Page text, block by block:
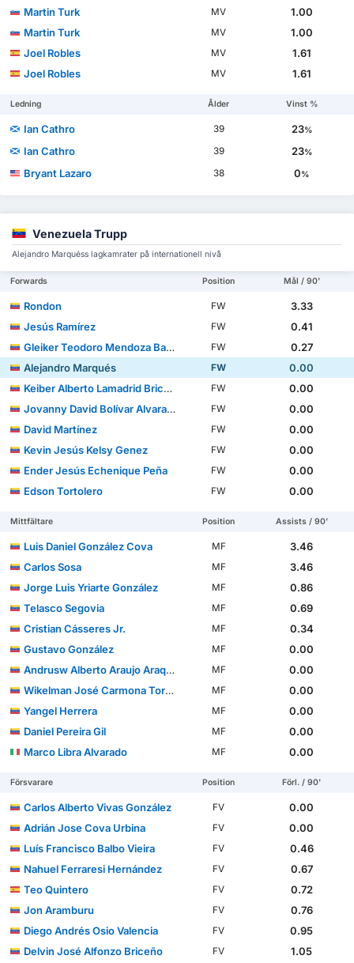
Martin Turk MV
1.00
Martin Turk
MV
1.00
Joel Robles
MV
1.61
Joel Robles
MV 1.61
Ledning Ålder Vinst %
Ian Cathro 39 23%
Ian Cathro 39 23%
Bryant Lazaro 38 0%
Venezuela Trupp
Alejandro Marquéss lagkamrater på internationell nivå
Forwards Position Mål / 90'
Rondon FW
3.33
Jesús Ramírez
FW
0.41
Gleiker Teodoro Mendoza Barrios
FW
0.27
Alejandro Marqués
FW
0.00
Keiber Alberto Lamadrid Briceño
FW
0.00
Jovanny David Bolívar Alvarado
FW
0.00
David Martínez
FW
0.00
Kevin Jesús Kelsy Genez
FW
0.00
Ender Jesús Echenique Peña
FW
0.00
Edson Tortolero
FW 0.00
Mittfältare Position Assists / 90'
Luis Daniel González Cova MF
3.46
Carlos Sosa
MF
3.46
Jorge Luis Yriarte González
MF
0.86
Telasco Segovia
MF
0.69
Cristian Cásseres Jr.
MF
0.34
Gustavo González
MF
0.00
Andrusw Alberto Araujo Araque
MF
0.00
Wikelman José Carmona Torres
MF
0.00
Yangel Herrera
MF
0.00
Daniel Pereira Gil
MF
0.00
Marco Libra Alvarado
MF 0.00
Försvarare Position Förl. / 90'
Carlos Alberto Vivas González FV
0.00
Adrián Jose Cova Urbina
FV
0.00
Luís Francisco Balbo Vieira
FV
0.46
Nahuel Ferraresi Hernández
FV
0.67
Teo Quintero
FV
0.72
Jon Aramburu
FV
0.76
Diego Andrés Osio Valencia
FV
0.95
Delvin José Alfonzo Briceño
FV
1.05